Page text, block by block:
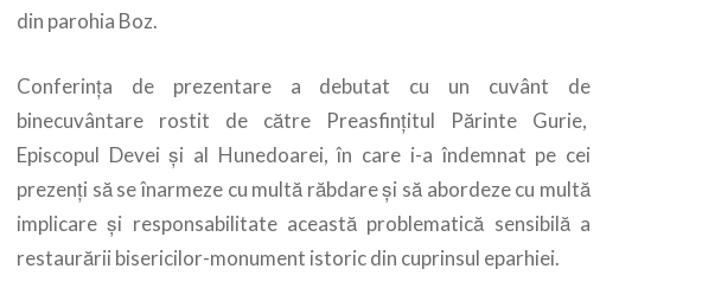
din parohia Boz.
Conferința de prezentare a debutat cu un cuvânt de
binecuvântare rostit de către Preasfințitul Părinte Gurie,
Episcopul Devei și al Hunedoarei, în care i-a îndemnat pe cei
prezenți să se înarmeze cu multă răbdare și să abordeze cu multă
implicare și responsabilitate această problematică sensibilă a
restaurării bisericilor-monument istoric din cuprinsul eparhiei.